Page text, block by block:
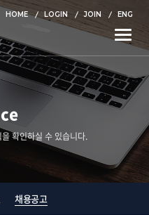
HOME LOGIN JOIN ENG
Toggle
확인하실 수 있습니다.
채용공고